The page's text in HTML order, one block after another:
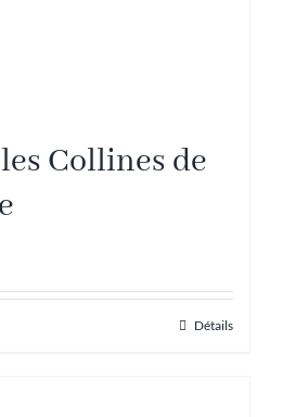
Collines de
Détails